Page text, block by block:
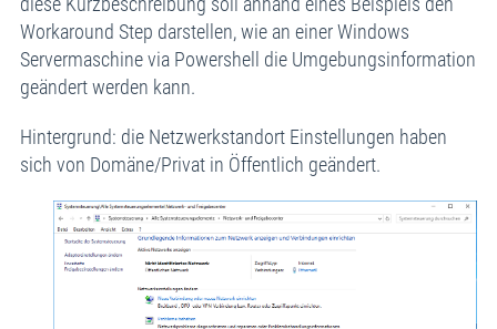
Workaround Step darstellen, wie an einer Windows
Servermaschine via Powershell die Umgebungsinformation
geändert werden kann.
Hintergrund: die Netzwerkstandort Einstellungen haben
sich von Domäne/Privat in Öffentlich geändert.